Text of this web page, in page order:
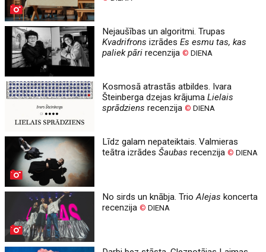
Nejaušības un algoritmi. Trupas
Kvadrifrons izrādesEs esmu tas, kas
paliek pāri recenzija© DIENA
Kosmosā atrastās atbildes. Ivara
Šteinberga dzejas krājumaLielais
sprādziens recenzija© DIENA
Līdz galam nepateiktais. Valmieras
teātra izrādesŠaubas recenzija© DIENA
No sirds un knābja. TrioAlejas koncerta
recenzija© DIENA